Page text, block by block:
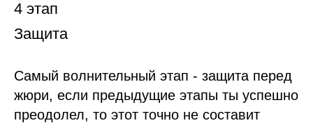
4 этап
Защита
Самый волнительный этап - защита перед
жюри, если предыдущие этапы ты успешно
преодолел, то этот точно не составит